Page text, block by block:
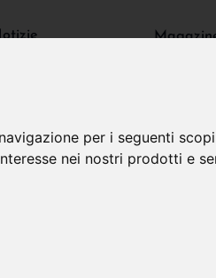
per i seguenti
nei nostri prodotti e